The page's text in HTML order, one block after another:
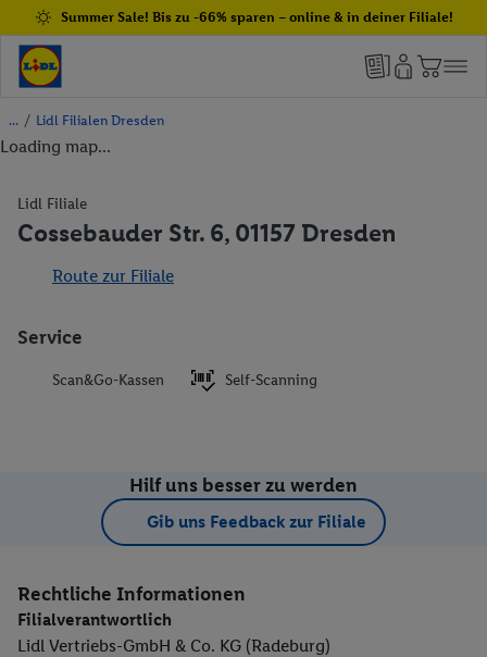
Summer Sale! Bis zu -66% sparen – online & in deiner Filiale!
/ Lidl Filialen Dresden
Loading map...
Lidl Filiale
Cossebauder Str. 6, 01157 Dresden
Route zur Filiale
Service
Scan&Go-Kassen Self-Scanning
Hilf uns besser zu werden
Gib uns Feedback zur Filiale
Rechtliche Informationen
Filialverantwortlich
Lidl Vertriebs-GmbH & Co. KG (Radeburg)